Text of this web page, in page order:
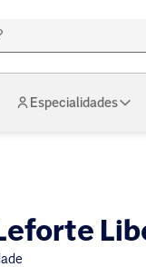
Especialidades